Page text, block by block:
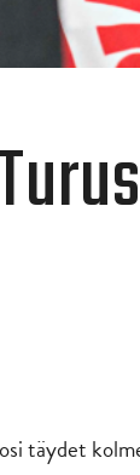
täydet